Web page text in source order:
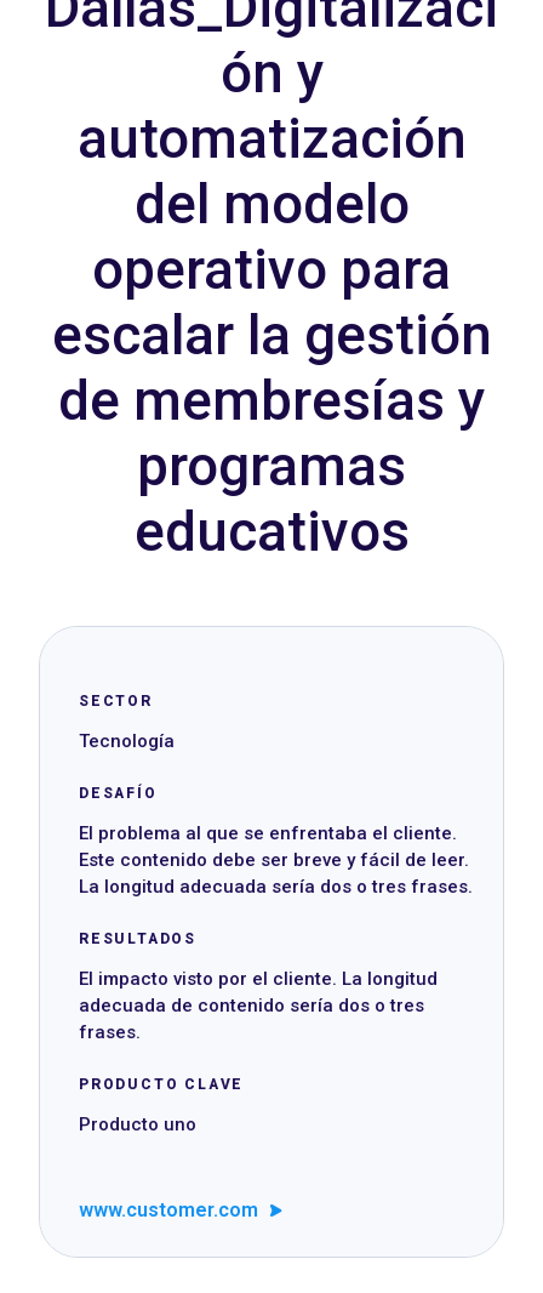
ón y
automatización
del modelo
operativo para
escalar la gestión
de membresías y
programas
educativos
SECTOR
Tecnología
DESAFÍO
El problema al que se enfrentaba el cliente.
Este contenido debe ser breve y fácil de leer.
La longitud adecuada sería dos o tres frases.
RESULTADOS
El impacto visto por el cliente. La longitud
adecuada de contenido sería dos o tres
frases.
PRODUCTO CLAVE
Producto uno
www.customer.com